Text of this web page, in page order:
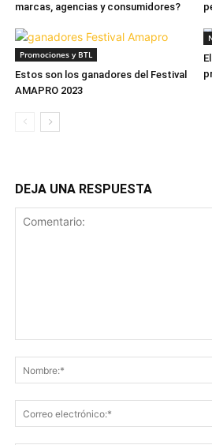
marcas, agencias y consumidores?
Promociones y BTL
Estos son los ganadores del Festival
AMAPRO 2023
DEJA UNA RESPUESTA